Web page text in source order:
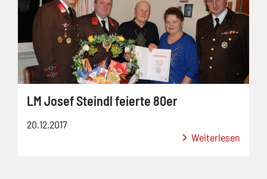
LM Josef Steindl feierte 80er
20.12.2017
Weiterlesen